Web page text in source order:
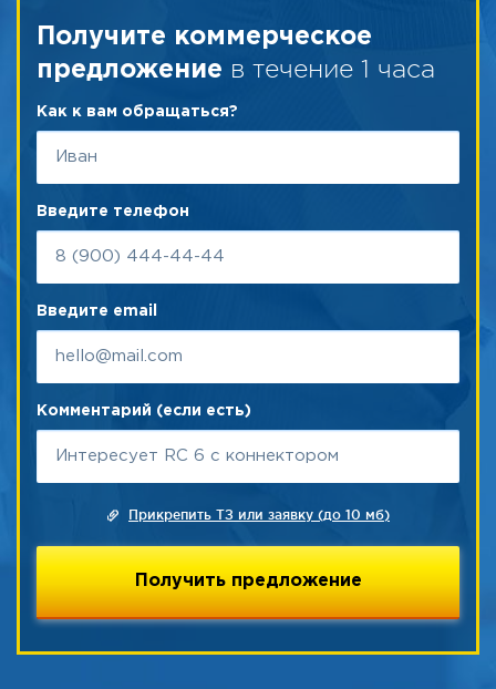
Получите коммерческое
предложение в течение 1 часа
Как к вам обращаться?
Введите телефон
Введите email
Комментарий (если есть)
Прикрепить ТЗ или заявку (до 10 мб)